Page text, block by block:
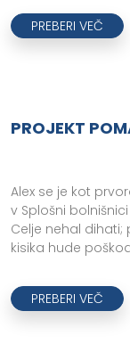
PREBERI VEČ
PROJEKT
Alex se je kot
v Splošni
Celje nehal
kisika hude
PREBERI VEČ